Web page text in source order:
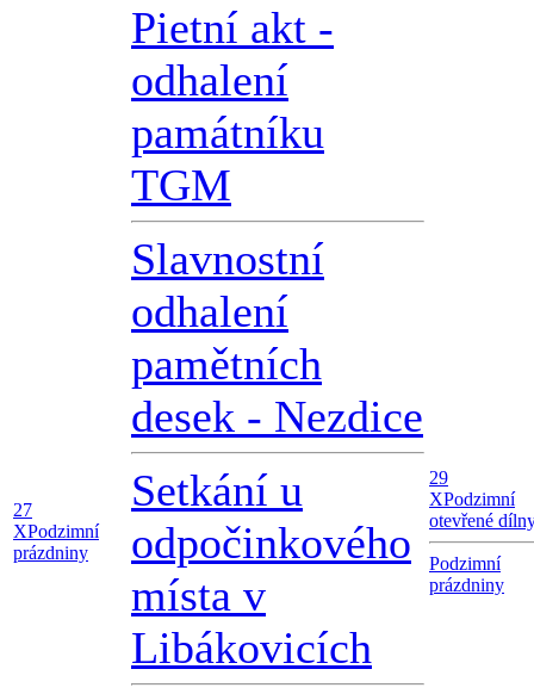
27
XPodzimní
prázdniny
Pietní akt -
odhalení
památníku
TGM
Slavnostní
odhalení
pamětních
desek - Nezdice
Setkání u
odpočinkového
místa v
Libákovicích
29
XPodzimní
otevřené
Podzimní
prázdniny